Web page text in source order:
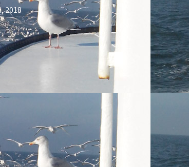
2018